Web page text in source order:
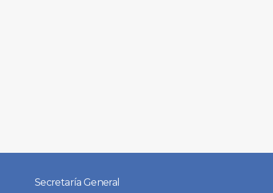
Secretaría General